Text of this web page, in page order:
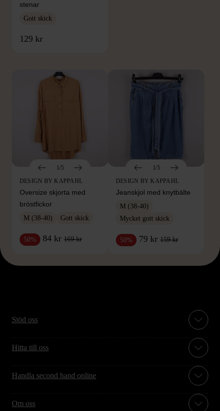
stenar
Gott skick
129 kr
FRÅN SAMMA VARUMÄRKE
1/5
DESIGN BY KAPPAHL
Oversize skjorta med
bröstfickor
M (38-40) Gott skick
50% 84 kr 169 kr
1/5
DESIGN BY KAPPAHL
Jeanskjol med knytbälte
M (38-40)
Mycket gott skick
50% 79 kr 159 kr
Stöd oss
Hitta till oss
Handla second hand online
Om oss